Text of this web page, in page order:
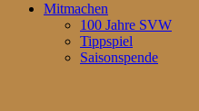
Mitmachen
100 Jahre SVW
Tippspiel
Saisonspende